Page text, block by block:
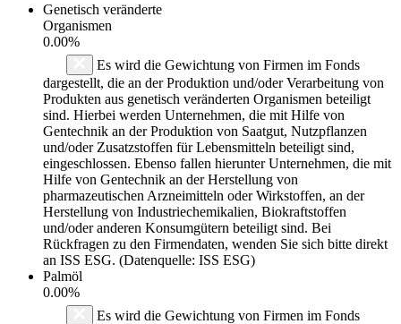
Genetisch veränderte
Organismen
0.00%
Es wird die Gewichtung von Firmen im Fonds
dargestellt, die an der Produktion und/oder Verarbeitung von
Produkten aus genetisch veränderten Organismen beteiligt
sind. Hierbei werden Unternehmen, die mit Hilfe von
Gentechnik an der Produktion von Saatgut, Nutzpflanzen
und/oder Zusatzstoffen für Lebensmitteln beteiligt sind,
eingeschlossen. Ebenso fallen hierunter Unternehmen, die mit
Hilfe von Gentechnik an der Herstellung von
pharmazeutischen Arzneimitteln oder Wirkstoffen, an der
Herstellung von Industriechemikalien, Biokraftstoffen
und/oder anderen Konsumgütern beteiligt sind. Bei
Rückfragen zu den Firmendaten, wenden Sie sich bitte direkt
an ISS ESG. (Datenquelle: ISS ESG)
Palmöl
0.00%
Es wird die Gewichtung von Firmen im Fonds